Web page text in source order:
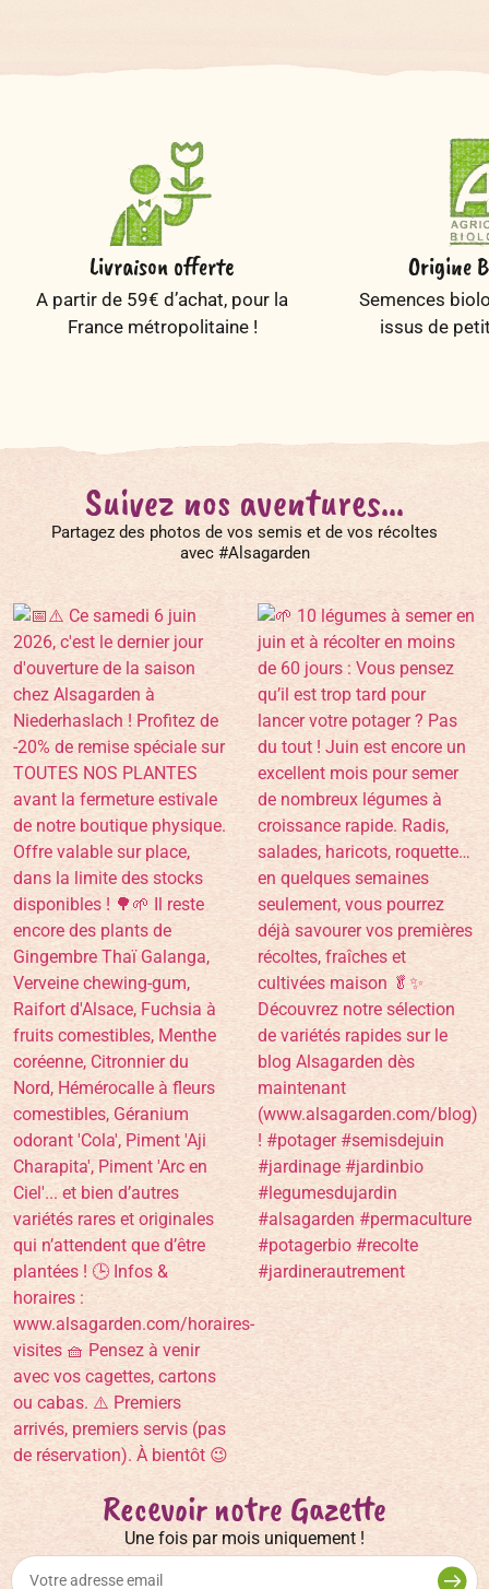
Livraison offerte
A partir de 59€ d’achat, pour la
France métropolitaine !
Origine
Semences
issus de
Suivez nos aventures...
Partagez des photos de vos semis et de vos récoltes
avec #Alsagarden
Recevoir notre Gazette
Une fois par mois uniquement !